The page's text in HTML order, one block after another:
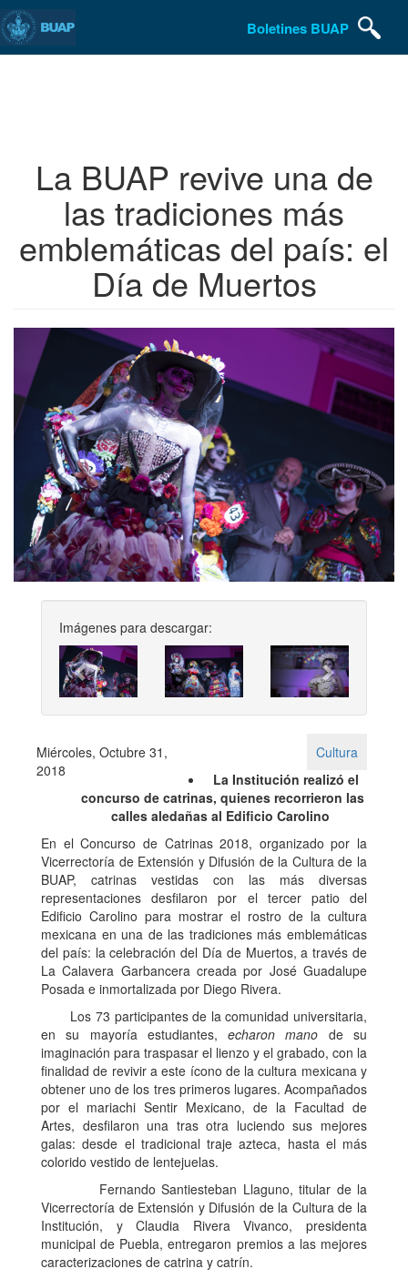
Boletines BUAP
La BUAP revive una de
las tradiciones más
emblemáticas del país: el
Día de Muertos
Imágenes para descargar:
Previous Next
Miércoles, Octubre 31,
2018
Cultura
La Institución realizó el
concurso de catrinas, quienes recorrieron las
calles aledañas al Edificio Carolino
En el Concurso de Catrinas 2018, organizado por la
Vicerrectoría de Extensión y Difusión de la Cultura de la
BUAP, catrinas vestidas con las más diversas
representaciones desfilaron por el tercer patio del
Edificio Carolino para mostrar el rostro de la cultura
mexicana en una de las tradiciones más emblemáticas
del país: la celebración del Día de Muertos, a través de
La Calavera Garbancera creada por José Guadalupe
Posada e inmortalizada por Diego Rivera.
Los 73 participantes de la comunidad universitaria,
en su mayoría estudiantes,echaron mano de su
imaginación para traspasar el lienzo y el grabado, con la
finalidad de revivir a este ícono de la cultura mexicana y
obtener uno de los tres primeros lugares. Acompañados
por el mariachi Sentir Mexicano, de la Facultad de
Artes, desfilaron una tras otra luciendo sus mejores
galas: desde el tradicional traje azteca, hasta el más
colorido vestido de lentejuelas.
Fernando Santiesteban Llaguno, titular de la
Vicerrectoría de Extensión y Difusión de la Cultura de la
Institución, y Claudia Rivera Vivanco, presidenta
municipal de Puebla, entregaron premios a las mejores
caracterizaciones de catrina y catrín.